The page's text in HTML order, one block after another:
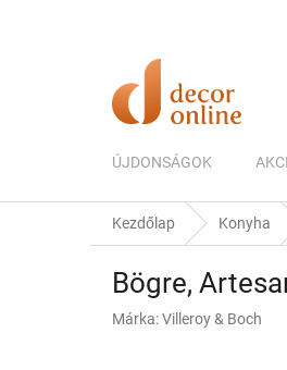
ÚJDONSÁGOK
Kezdőlap Konyha
Bögre,
Márka:Villeroy & Boch